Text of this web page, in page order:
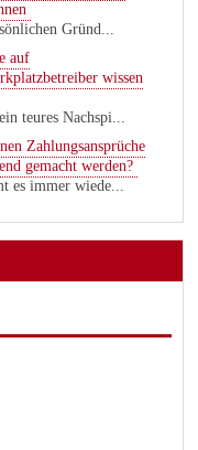
Gründ...
auf
wissen
teures Nachspi...
Zahlungsansprüche
gemacht werden?
es immer wiede...